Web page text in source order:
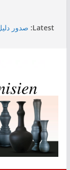
Latest: صدور
وزير
وزارة
تسول
مندوب